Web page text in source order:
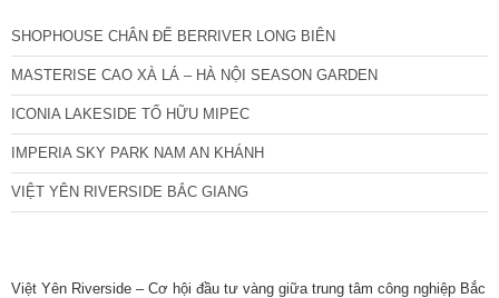
SHOPHOUSE CHÂN ĐẾ BERRIVER LONG BIÊN
MASTERISE CAO XÀ LÁ – HÀ NỘI SEASON GARDEN
ICONIA LAKESIDE TỐ HỮU MIPEC
IMPERIA SKY PARK NAM AN KHÁNH
VIỆT YÊN RIVERSIDE BẮC GIANG
Việt Yên Riverside – Cơ hội đầu tư vàng giữa trung tâm công nghiệp Bắc